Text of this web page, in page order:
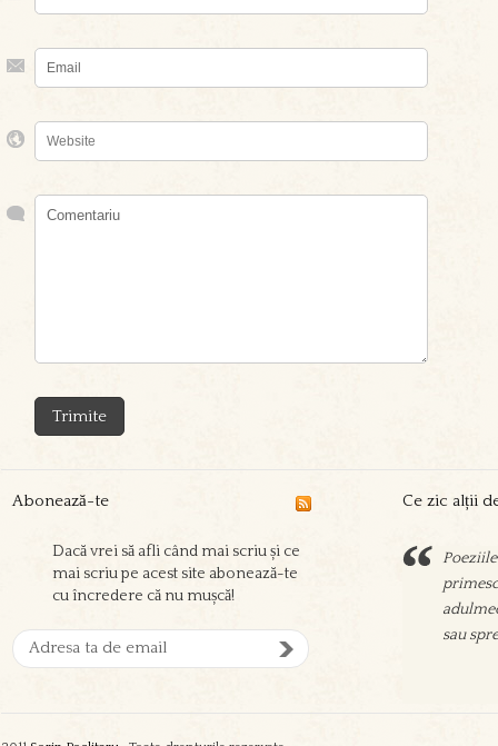
Abonează-te
Dacă vrei să afli când mai scriu și ce
mai scriu pe acest site abonează-te
cu încredere că nu mușcă!
Ce zic alții
sau
Sorin
aşeza